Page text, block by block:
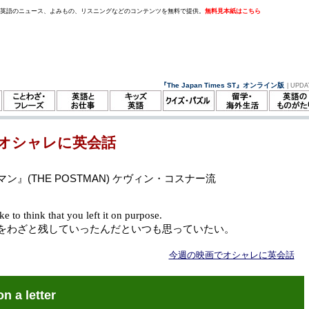
語のニュース、よみもの、リスニングなどのコンテンツを無料で提供。 無料見本紙はこちら
『The Japan Times ST』オンライン版 |
シャレに英会話
ン』(THE POSTMAN) ケヴィン・コスナー流
to think that you left it on purpose.
わざと残していったんだといつも思っていたい。
今週の映画でオシャレに英会話
a letter